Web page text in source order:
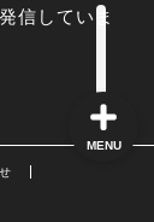
信していま
MENU